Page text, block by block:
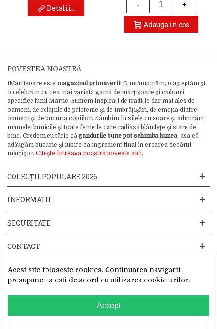
Detalii... - +
Adauga in cos
POVESTEA NOASTRĂ
iMartisoare este magazinul primăverii! O întâmpinăm, o așteptăm și
o celebrăm cu cea mai variată gamă de mărțișoare și cadouri
specifice lunii Martie. Suntem inspirați de tradiție dar mai ales de
oameni, de relațiile de prietenie și de îmbrățișări, de emoția dintre
oameni și de bucuria copiilor. Zâmbim în zilele cu soare și admirăm
mamele, bunicile și toate femeile care radiază blândețe și stare de
bine. Credem cu tărie că gândurile bune pot schimba lumea, asa că
adăugăm bucurie și iubire ca ingredient final în crearea fiecărui
mărțișor. Citește întreaga noastră poveste aici.
COLECȚII POPULARE 2026
INFORMATII
SECURITATE
CONTACT
Website operat de: Primavara in dar SRL, Cod Fiscal: 52428019, Reg.
Com: J2025066115002, Sediu Social:Sos. Unirii 201-203C, Caciulati,
Acest site foloseste cookies. Continuarea navigarii
presupune ca esti de acord cu utilizarea cookie-urilor.
Accept